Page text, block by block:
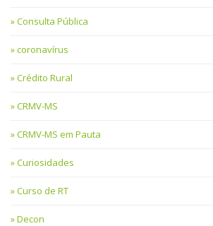
Consulta Pública
coronavírus
Crédito Rural
CRMV-MS
CRMV-MS em Pauta
Curiosidades
Curso de RT
Decon